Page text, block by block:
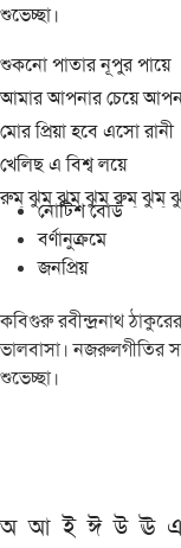
শুভেচ্ছা।
শুকনো পাতার নূপুর পায়ে
আমার আপনার চেয়ে
মোর প্রিয়া হবে এসো রানী
খেলিছ এ বিশ্ব লয়ে
রুম্ ঝুম্ ঝুম্ ঝুম্ রুম্ ঝুম্
নোটিশ বোর্ড
বর্ণানুক্রমে
জনপ্রিয়
কবিগুরু রবীন্দ্রনাথ
ভালবাসা। নজরুলগীতির
শুভেচ্ছা।
অ আ ই ঈ উ ঊ এ